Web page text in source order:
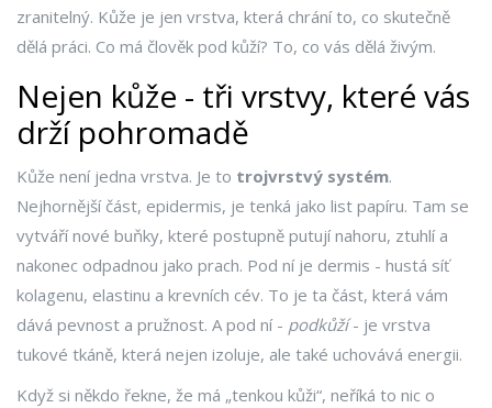
zranitelný. Kůže je jen vrstva, která chrání to, co skutečně
dělá práci. Co má člověk pod kůží? To, co vás dělá živým.
Nejen kůže - tři vrstvy, které vás
drží pohromadě
Kůže není jedna vrstva. Je to trojvrstvý systém.
Nejhornější část, epidermis, je tenká jako list papíru. Tam se
vytváří nové buňky, které postupně putují nahoru, ztuhlí a
nakonec odpadnou jako prach. Pod ní je dermis - hustá síť
kolagenu, elastinu a krevních cév. To je ta část, která vám
dává pevnost a pružnost. A pod ní - podkůží- je vrstva
tukové tkáně, která nejen izoluje, ale také uchovává energii.
Když si někdo řekne, že má „tenkou kůži“, neříká to nic o